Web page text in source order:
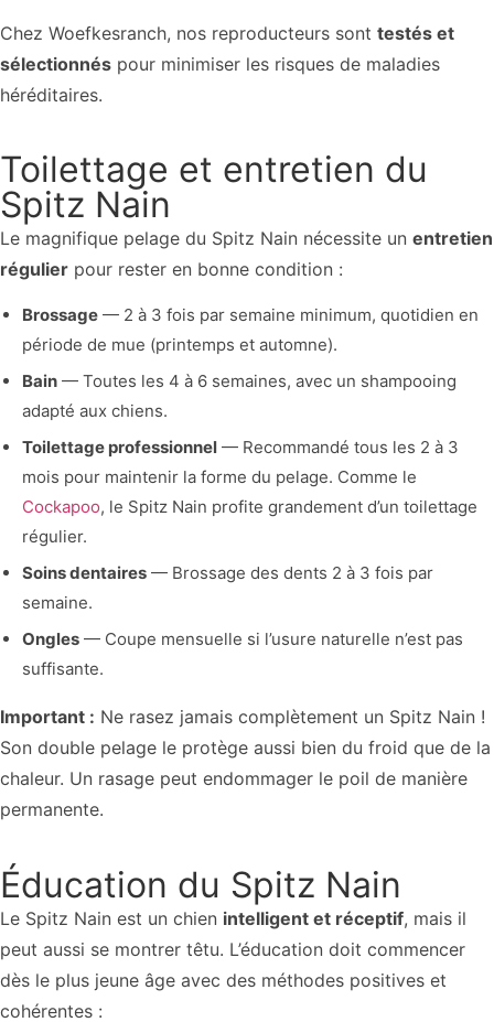
Chez Woefkesranch, nos reproducteurs sont testés et
sélectionnés pour minimiser les risques de maladies
héréditaires.
Toilettage et entretien du
Spitz Nain
Le magnifique pelage du Spitz Nain nécessite un entretien
régulier pour rester en bonne condition :
Brossage — 2 à 3 fois par semaine minimum, quotidien en
période de mue (printemps et automne).
Bain — Toutes les 4 à 6 semaines, avec un shampooing
adapté aux chiens.
Toilettage professionnel — Recommandé tous les 2 à 3
mois pour maintenir la forme du pelage. Comme le
Cockapoo, le Spitz Nain profite grandement d’un toilettage
régulier.
Soins dentaires — Brossage des dents 2 à 3 fois par
semaine.
Ongles — Coupe mensuelle si l’usure naturelle n’est pas
suffisante.
Important : Ne rasez jamais complètement un Spitz Nain !
Son double pelage le protège aussi bien du froid que de la
chaleur. Un rasage peut endommager le poil de manière
permanente.
Éducation du Spitz Nain
Le Spitz Nain est un chien intelligent et réceptif, mais il
peut aussi se montrer têtu. L’éducation doit commencer
dès le plus jeune âge avec des méthodes positives et
cohérentes :